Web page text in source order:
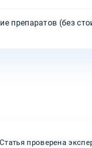
препаратов (без
Статья проверена